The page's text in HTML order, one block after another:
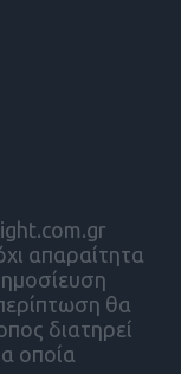
απαραίτητα
θα
διατηρεί
οποία